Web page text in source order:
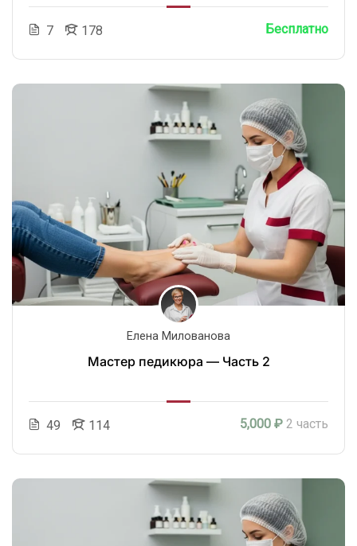
7 178 Бесплатно
Елена Милованова
Мастер педикюра — Часть 2
49 114 5,000 ₽ 2 часть